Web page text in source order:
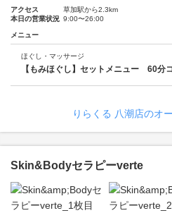
アクセス
草加駅から2.3km
本日の営業状況 9:00〜26:00
メニュー
ほぐし・マッサージ
【もみほぐし】セットメニュー 60分
りらくる 八潮店のオ
Skin&Bodyセラピーverte